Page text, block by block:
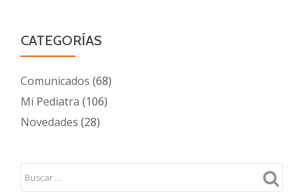
CATEGORÍAS
Comunicados (68)
Mi Pediatra (106)
Novedades (28)